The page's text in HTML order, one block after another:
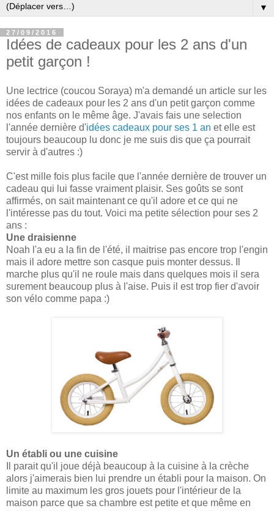
▼
27/09/2016
Idées de cadeaux pour les 2 ans d'un
petit garçon !
Une lectrice (coucou Soraya) m'a demandé un article sur les
idées de cadeaux pour les 2 ans d'un petit garçon comme
nos enfants on le même âge. J'avais fais une selection
l'année dernière d'idées cadeaux pour ses 1 an et elle est
toujours beaucoup lu donc je me suis dis que ça pourrait
servir à d'autres :)
C'est mille fois plus facile que l'année dernière de trouver un
cadeau qui lui fasse vraiment plaisir. Ses goûts se sont
affirmés, on sait maintenant ce qu'il adore et ce qui ne
l'intéresse pas du tout. Voici ma petite sélection pour ses 2
ans :
Une draisienne
Noah l'a eu a la fin de l'été, il maitrise pas encore trop l'engin
mais il adore mettre son casque puis monter dessus. Il
marche plus qu'il ne roule mais dans quelques mois il sera
surement beaucoup plus à l'aise. Puis il est trop fier d'avoir
son vélo comme papa :)
Un établi ou une cuisine
Il parait qu'il joue déjà beaucoup à la cuisine à la crèche
alors j'aimerais bien lui prendre un établi pour la maison. On
limite au maximum les gros jouets pour l'intérieur de la
maison parce que sa chambre est petite et que même en